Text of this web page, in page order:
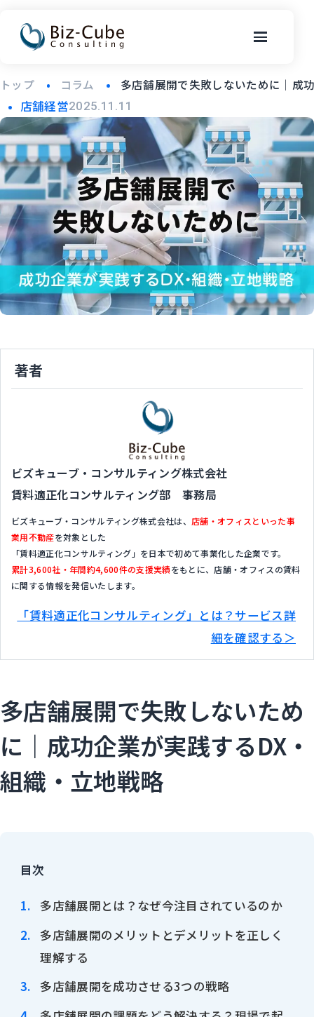
トップ コラム 多店舗展開で失敗しないために｜成
店舗経営2025.11.11
著者
ビズキューブ・コンサルティング株式会社
賃料適正化コンサルティング部 事務局
ビズキューブ・コンサルティング株式会社は、 店舗・オフィスといった事
業用不動産を対象とした
「賃料適正化コンサルティング」を日本で初めて事業化した企業です。
累計3,600社・年間約4,600件の支援実績をもとに、店舗・オフィスの賃料
に関する情報を発信いたします。
「賃料適正化コンサルティング」とは？サービス詳
細を確認する＞
多店舗展開で失敗しないため
に｜成功企業が実践するDX・
組織・立地戦略
目次
多店舗展開とは？なぜ今注目されているのか
多店舗展開のメリットとデメリットを正しく
理解する
多店舗展開を成功させる3つの戦略